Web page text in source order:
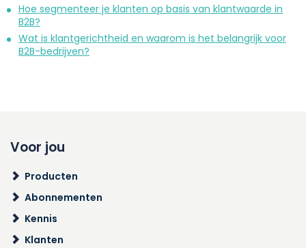
Hoe segmenteer je klanten op basis van klantwaarde in
B2B?
Wat is klantgerichtheid en waarom is het belangrijk voor
B2B-bedrijven?
Voor jou
Producten
Abonnementen
Kennis
Klanten